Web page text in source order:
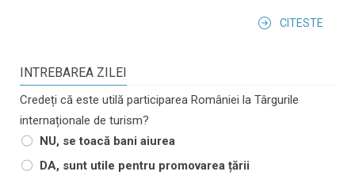
CITESTE
INTREBAREA ZILEI
Credeți că este utilă participarea României la Târgurile
internaționale de turism?
NU, se toacă bani aiurea
DA, sunt utile pentru promovarea țării